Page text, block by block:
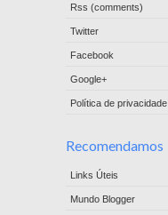
Rss (comments)
Twitter
Facebook
Google+
Política de privacidade
Recomendamos
Links Úteis
Mundo Blogger